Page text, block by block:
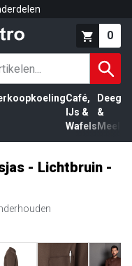
0
Café,
IJs &
Wafels
Deeg
&
Meel
- Lichtbruin -